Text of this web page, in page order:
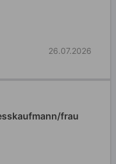
26.07.2026
frau